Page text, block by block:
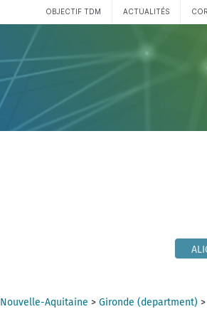
OBJECTIF TDM ACTUALITÉS
Nouvelle-Aquitaine > Gironde (department) >